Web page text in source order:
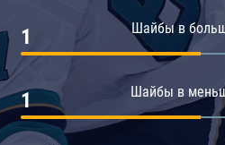
Амур
Барыс
Салават Юлаев
Шайбы в
1
Шайбы в
1